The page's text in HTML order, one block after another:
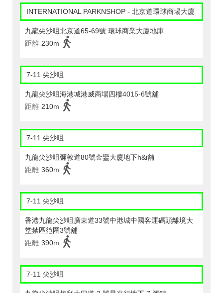
INTERNATIONAL PARKNSHOP - 北京道環球商場大廈
九龍尖沙咀北京道65-69號 環球商業大廈地庫
距離 230m
7-11 尖沙咀
九龍尖沙咀海港城港威商場四樓4015-6號舖
距離 210m
7-11 尖沙咀
九龍尖沙咀彌敦道80號金鑾大廈地下h&i舗
距離 360m
7-11 尖沙咀
香港九龍尖沙咀廣東道33號中港城中國客運碼頭離境大
堂禁區笵圍3號舖
距離 390m
7-11 尖沙咀